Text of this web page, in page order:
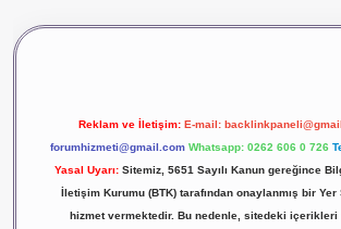
Reklam ve İletişim: E-mail:
forumhizmeti@gmail.com Whatsapp: 0262 606 0 726
Yasal Uyarı: Sitemiz, 5651 Sayılı Kanun gereğince
İletişim Kurumu (BTK) tarafından onaylanmış bir Yer
hizmet vermektedir. Bu nedenle, sitedeki içerikleri